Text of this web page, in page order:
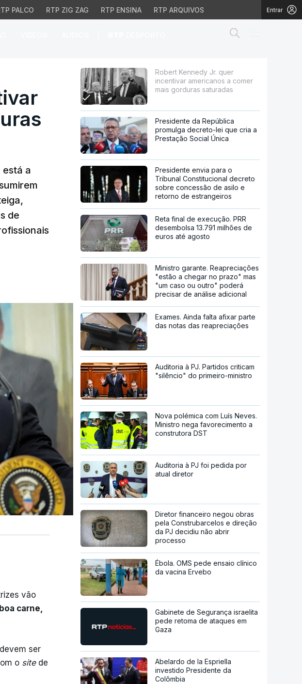
PALCO RTP ZIG ZAG RTP ENSINA RTP ARQUIVOS Entrar
americanos a comer mais
está a
de
vão
carne,
ser
o site de
Robert Kennedy Jr. quer
incentivar americanos a comer
mais gorduras saturadas
Presidente da República
promulga decreto-lei que cria a
Prestação Social Única
Presidente envia para o
Tribunal Constitucional decreto
sobre concessão de asilo e
retorno de estrangeiros
Reta final de execução. PRR
desembolsa 13.791 milhões de
euros até agosto
Ministro garante. Reapreciações
"estão a chegar no prazo" mas
"um caso ou outro" poderá
precisar de análise adicional
Exames. Ainda falta afixar parte
das notas das reapreciações
Auditoria à PJ. Partidos criticam
"silêncio" do primeiro-ministro
Nova polémica com Luís Neves.
Ministro nega favorecimento a
construtora DST
Auditoria à PJ foi pedida por
atual diretor
Diretor financeiro negou obras
pela Construbarcelos e direção
da PJ decidiu não abrir
processo
Ébola. OMS pede ensaio clínico
da vacina Ervebo
Gabinete de Segurança israelita
pede retoma de ataques em
Gaza
Abelardo de la Espriella
investido Presidente da
Colômbia